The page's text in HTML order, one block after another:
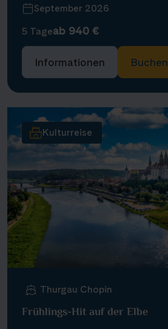
September 2026
5 Tageab 940 €
Informationen Buchen
Kulturreise
Thurgau Chopin
Frühlings-Hit auf der Elbe